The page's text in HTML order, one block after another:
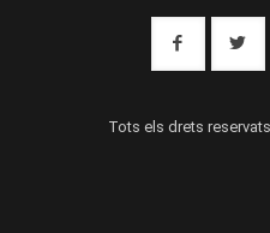
Tots els drets